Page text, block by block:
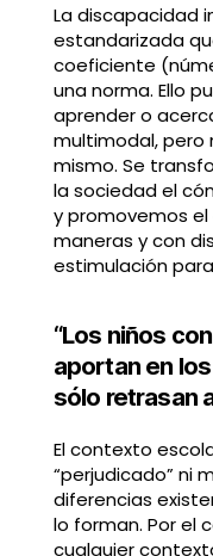
La discapacidad
estandarizada
coeficiente
una norma. Ello
aprender o
multimodal, pero
mismo. Se
la sociedad el
y promovemos
maneras y con
estimulación
“Los niños
aportan en
sólo retrasan
El contexto
“perjudicado” ni
diferencias
lo forman. Por el
cualquier